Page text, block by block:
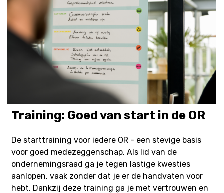
Training: Goed van start in de OR
De starttraining voor iedere OR - een stevige basis
voor goed medezeggenschap. Als lid van de
ondernemingsraad ga je tegen lastige kwesties
aanlopen, vaak zonder dat je er de handvaten voor
hebt. Dankzij deze training ga je met vertrouwen en